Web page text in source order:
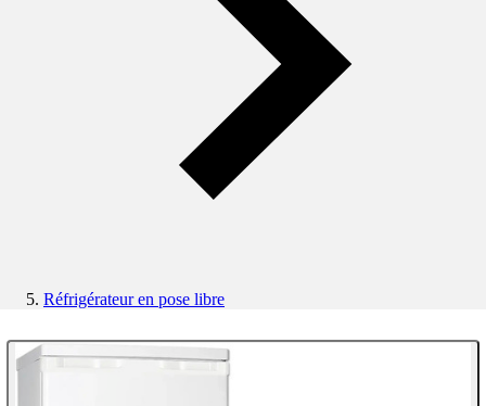
Réfrigérateur en pose libre